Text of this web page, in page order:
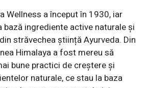
Wellness a început în 1930, iar
bază ingrediente active naturale și
străvechea știință Ayurveda. Din
Himalaya a fost mereu să
bune practici de creștere și
naturale, ce stau la baza